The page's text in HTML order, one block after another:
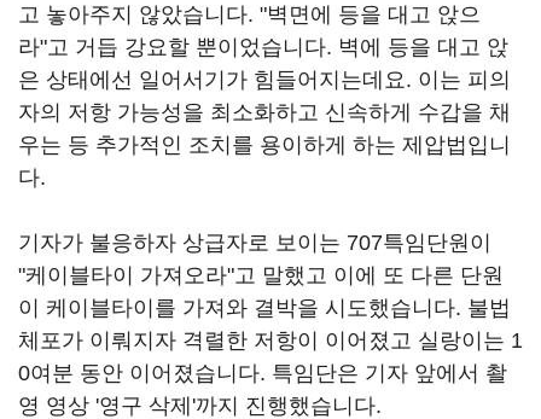
고 놓아주지 않았습니다. "벽면에 등을 대고 앉으
라"고 거듭 강요할 뿐이었습니다. 벽에 등을 대고 앉
은 상태에선 일어서기가 힘들어지는데요. 이는 피의
자의 저항 가능성을 최소화하고 신속하게 수갑을 채
우는 등 추가적인 조치를 용이하게 하는 제압법입니
다.
기자가 불응하자 상급자로 보이는 707특임단원이
"케이블타이 가져오라"고 말했고 이에 또 다른 단원
이 케이블타이를 가져와 결박을 시도했습니다. 불법
체포가 이뤄지자 격렬한 저항이 이어졌고 실랑이는 1
0여분 동안 이어졌습니다. 특임단은 기자 앞에서 촬
영 영상 '영구 삭제'까지 진행했습니다.